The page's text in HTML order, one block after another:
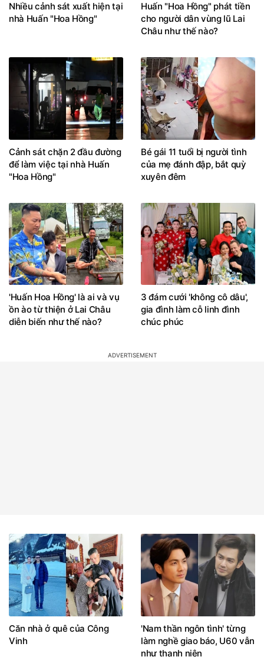
Nhiều cảnh sát xuất hiện tại
nhà Huấn "Hoa Hồng"
Huấn "Hoa Hồng" phát tiền
cho người dân vùng lũ Lai
Châu như thế nào?
Cảnh sát chặn 2 đầu đường
để làm việc tại nhà Huấn
"Hoa Hồng"
Bé gái 11 tuổi bị người tình
của mẹ đánh đập, bắt quỳ
xuyên đêm
'Huấn Hoa Hồng' là ai và vụ
ồn ào từ thiện ở Lai Châu
diễn biến như thế nào?
3 đám cưới 'không cô dâu',
gia đình làm cỗ linh đình
chúc phúc
Căn nhà ở quê của Công
Vinh
'Nam thần ngôn tình' từng
làm nghề giao báo, U60 vẫn
như thanh niên